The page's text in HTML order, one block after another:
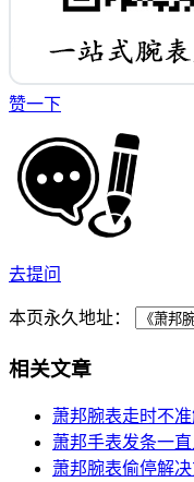
赞一下
去提问
本页永久地址：
相关文章
萧邦腕表走时不
萧邦手表发条一
萧邦腕表偷停解